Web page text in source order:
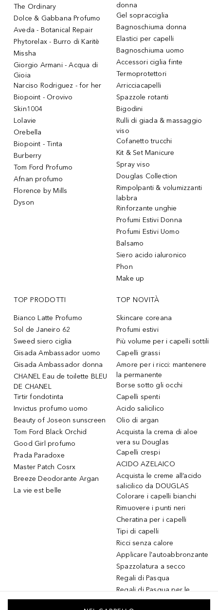
The Ordinary
Dolce & Gabbana Profumo
Aveda - Botanical Repair
Phytorelax - Burro di Karitè
Missha
Giorgio Armani - Acqua di
Gioia
Narciso Rodriguez - for her
Biopoint - Orovivo
Skin1004
Lolavie
Orebella
Biopoint - Tinta
Burberry
Tom Ford Profumo
Afnan profumo
Florence by Mills
Dyson
donna
Gel sopracciglia
Bagnoschiuma donna
Elastici per capelli
Bagnoschiuma uomo
Accessori ciglia finte
Termoprotettori
Arricciacapelli
Spazzole rotanti
Bigodini
Rulli di giada & massaggio
viso
Cofanetto trucchi
Kit & Set Manicure
Spray viso
Douglas Collection
Rimpolpanti & volumizzanti
labbra
Rinforzante unghie
Profumi Estivi Donna
Profumi Estivi Uomo
Balsamo
Siero acido ialuronico
Phon
Make up
TOP PRODOTTI
Bianco Latte Profumo
Sol de Janeiro 62
Sweed siero ciglia
Gisada Ambassador uomo
Gisada Ambassador donna
CHANEL Eau de toilette BLEU
DE CHANEL
Tirtir fondotinta
Invictus profumo uomo
Beauty of Joseon sunscreen
Tom Ford Black Orchid
Good Girl profumo
Prada Paradoxe
Master Patch Cosrx
Breeze Deodorante Argan
La vie est belle
TOP NOVITÀ
Skincare coreana
Profumi estivi
Più volume per i capelli sottili
Capelli grassi
Amore per i ricci: mantenere
la permanente
Borse sotto gli occhi
Capelli spenti
Acido salicilico
Olio di argan
Acquista la crema di aloe
vera su Douglas
Capelli crespi
ACIDO AZELAICO
Acquista le creme all’acido
salicilico da DOUGLAS
Colorare i capelli bianchi
Rimuovere i punti neri
Cheratina per i capelli
Tipi di capelli
Ricci senza calore
Applicare l'autoabbronzante
Spazzolatura a secco
Regali di Pasqua
Regali di Pasqua per le
donne